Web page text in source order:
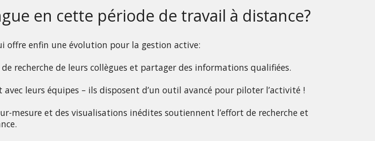
en cette période de travail à distance?
offre enfin une évolution pour la gestion active:
recherche de leurs collègues et partager des informations qualifiées.
leurs équipes – ils disposent d’un outil avancé pour piloter l’activité !
mesure et des visualisations inédites soutiennent l’effort de recherche et